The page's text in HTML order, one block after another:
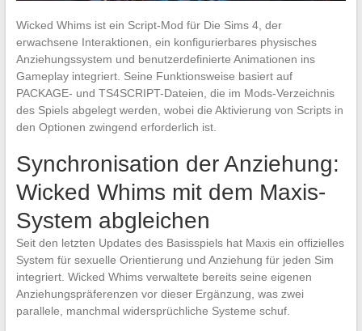
Wicked Whims ist ein Script-Mod für Die Sims 4, der
erwachsene Interaktionen, ein konfigurierbares physisches
Anziehungssystem und benutzerdefinierte Animationen ins
Gameplay integriert. Seine Funktionsweise basiert auf
PACKAGE- und TS4SCRIPT-Dateien, die im Mods-Verzeichnis
des Spiels abgelegt werden, wobei die Aktivierung von Scripts in
den Optionen zwingend erforderlich ist.
Synchronisation der Anziehung:
Wicked Whims mit dem Maxis-
System abgleichen
Seit den letzten Updates des Basisspiels hat Maxis ein offizielles
System für sexuelle Orientierung und Anziehung für jeden Sim
integriert. Wicked Whims verwaltete bereits seine eigenen
Anziehungspräferenzen vor dieser Ergänzung, was zwei
parallele, manchmal widersprüchliche Systeme schuf.